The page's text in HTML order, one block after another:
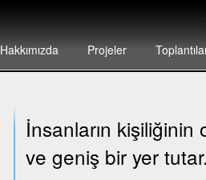
Hakkımızda Projeler
İnsanların
ve geniş bir yer